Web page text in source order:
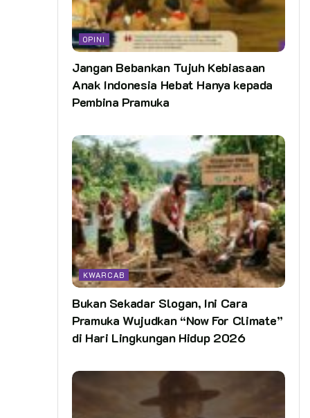
OPINI
Jangan Bebankan Tujuh Kebiasaan
Anak Indonesia Hebat Hanya kepada
Pembina Pramuka
KWARCAB
Bukan Sekadar Slogan, Ini Cara
Pramuka Wujudkan “Now For Climate”
di Hari Lingkungan Hidup 2026